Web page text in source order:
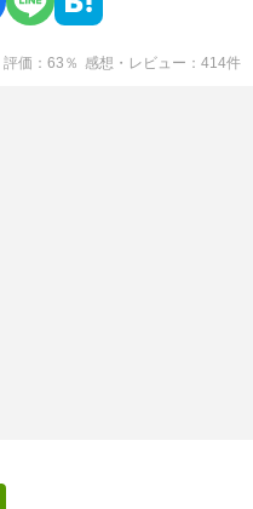
評価 63 ％ 感想・レビュー 414件